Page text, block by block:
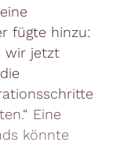
fügte hinzu:
wir jetzt
Eine
könnte